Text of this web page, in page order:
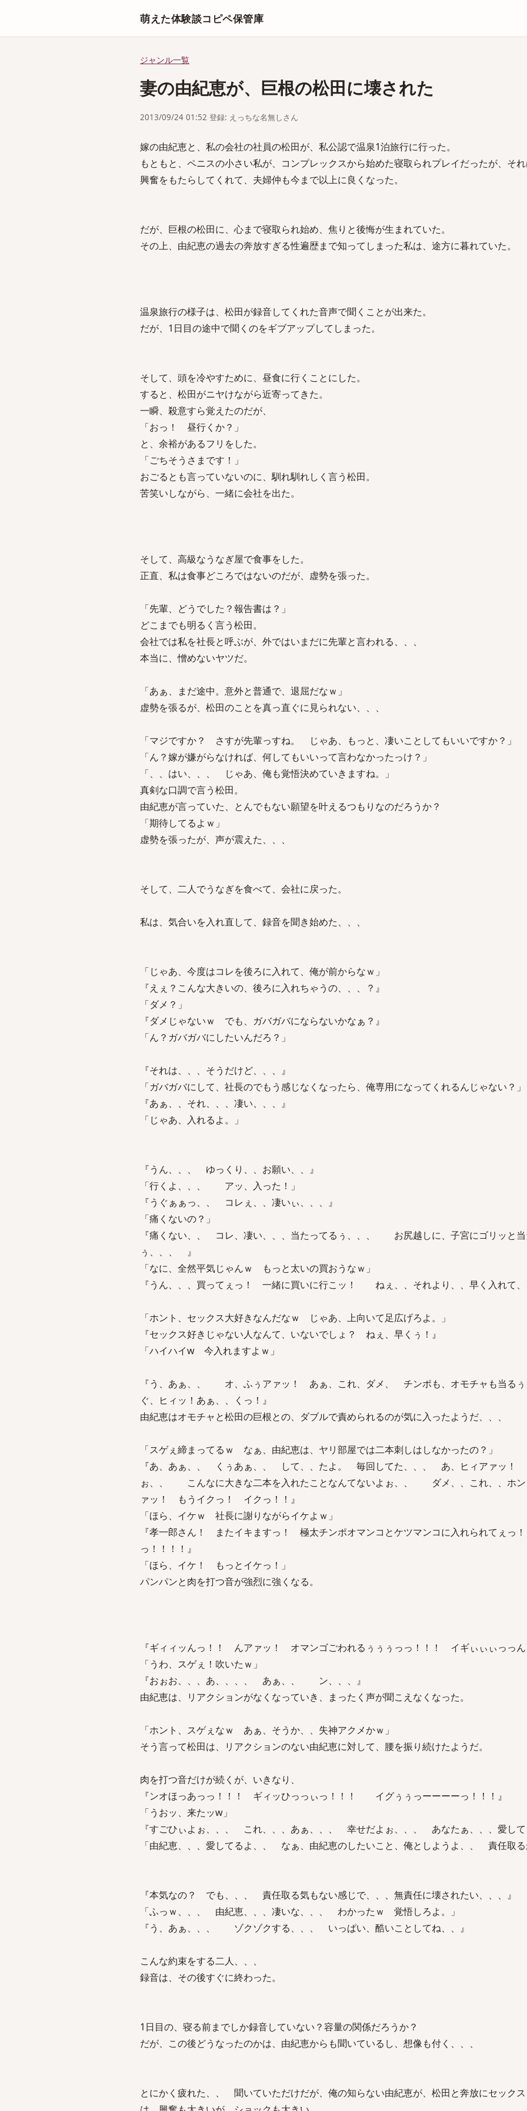
萌えた体験談コピペ保管庫
ジャンル一覧
妻の由紀恵が、巨根の松田に壊された
2013/09/24 01:52 登録: えっちな名無しさん
嫁の由紀恵と、私の会社の社員の松田が、私公認で温泉1泊旅行に行った。
もともと、ペニスの小さい私が、コンプレックスから始めた寝取られプレイだったが、そ
興奮をもたらしてくれて、夫婦仲も今まで以上に良くなった。
だが、巨根の松田に、心まで寝取られ始め、焦りと後悔が生まれていた。
その上、由紀恵の過去の奔放すぎる性遍歴まで知ってしまった私は、途方に暮れていた。
温泉旅行の様子は、松田が録音してくれた音声で聞くことが出来た。
だが、1日目の途中で聞くのをギブアップしてしまった。
そして、頭を冷やすために、昼食に行くことにした。
すると、松田がニヤけながら近寄ってきた。
一瞬、殺意すら覚えたのだが、
「おっ！ 昼行くか？」
と、余裕があるフリをした。
「ごちそうさまです！」
おごるとも言っていないのに、馴れ馴れしく言う松田。
苦笑いしながら、一緒に会社を出た。
そして、高級なうなぎ屋で食事をした。
正直、私は食事どころではないのだが、虚勢を張った。
「先輩、どうでした？報告書は？」
どこまでも明るく言う松田。
会社では私を社長と呼ぶが、外ではいまだに先輩と言われる、、、
本当に、憎めないヤツだ。
「あぁ、まだ途中。意外と普通で、退屈だなｗ」
虚勢を張るが、松田のことを真っ直ぐに見られない、、、
「マジですか？ さすが先輩っすね。 じゃあ、もっと、凄いことしてもいいですか？」
「ん？嫁が嫌がらなければ、何してもいいって言わなかったっけ？」
「、、はい、、、 じゃあ、俺も覚悟決めていきますね。」
真剣な口調で言う松田。
由紀恵が言っていた、とんでもない願望を叶えるつもりなのだろうか？
「期待してるよｗ」
虚勢を張ったが、声が震えた、、、
そして、二人でうなぎを食べて、会社に戻った。
私は、気合いを入れ直して、録音を聞き始めた、、、
「じゃあ、今度はコレを後ろに入れて、俺が前からなｗ」
『えぇ？こんな大きいの、後ろに入れちゃうの、、、？』
「ダメ？」
『ダメじゃないｗ でも、ガバガバにならないかなぁ？』
「ん？ガバガバにしたいんだろ？」
『それは、、、そうだけど、、、』
「ガバガバにして、社長のでもう感じなくなったら、俺専用になってくれるんじゃない？」
『あぁ、、それ、、、凄い、、、』
「じゃあ、入れるよ。」
『うん、、、 ゆっくり、、お願い、、』
「行くよ、、、 アッ、入った！」
『うぐぁぁっ、、 コレぇ、、凄いぃ、、、』
「痛くないの？」
『痛くない、、 コレ、凄い、、、当たってるぅ、、、 お尻越しに、子宮にゴリッと当
ぅ、、、 』
「なに、全然平気じゃんｗ もっと太いの買おうなｗ」
『うん、、、買ってぇっ！ 一緒に買いに行こッ！ ねぇ、、それより、、早く入れて、
「ホント、セックス大好きなんだなｗ じゃあ、上向いて足広げろよ。」
『セックス好きじゃない人なんて、いないでしょ？ ねぇ、早くぅ！』
「ハイハイw 今入れますよｗ」
『う、あぁ、、 オ、ふぅアァッ！ あぁ、これ、ダメ、 チンポも、オモチャも当る
ぐ、ヒィッ！あぁ、、くっ！』
由紀恵はオモチャと松田の巨根との、ダブルで責められるのが気に入ったようだ、、、
「スゲぇ締まってるｗ なぁ、由紀恵は、ヤリ部屋では二本刺しはしなかったの？」
『あ、あぁ、、 くぅあぁ、、 して、、たよ。 毎回してた、、、 あ、ヒィアァッ
ぉ、、 こんなに大きな二本を入れたことなんてないよぉ、、 ダメ、、これ、、ホン
ァッ！ もうイクっ！ イクっ！！』
「ほら、イケｗ 社長に謝りながらイケよｗ」
『孝一郎さん！ またイキますっ！ 極太チンポオマンコとケツマンコに入れられてぇっ
っ！！！！』
「ほら、イケ！ もっとイケっ！」
パンパンと肉を打つ音が強烈に強くなる。
『ギィィッんっ！！ んアァッ！ オマンゴごわれるぅぅぅっっ！！！ イギぃぃぃっっん
「うわ、スゲぇ！吹いたｗ」
『おぉお、、、あ、、、、 あぁ、、 ン、、、』
由紀恵は、リアクションがなくなっていき、まったく声が聞こえなくなった。
「ホント、スゲぇなｗ あぁ、そうか、、失神アクメかｗ」
そう言って松田は、リアクションのない由紀恵に対して、腰を振り続けたようだ。
肉を打つ音だけが続くが、いきなり、
『ンオほっあっっ！！！ ギィッひっっぃっ！！！ イグぅぅっーーーーっ！！！』
「うおッ、来たッw」
『すごひぃよぉ、、、 これ、、、あぁ、、、 幸せだよぉ、、、 あなたぁ、、、愛して
「由紀恵、、、愛してるよ、、 なぁ、由紀恵のしたいこと、俺としようよ、、 責任取る
『本気なの？ でも、、、 責任取る気もない感じで、、、無責任に壊されたい、、、』
「ふっｗ、、、 由紀恵、、、凄いな、、、 わかったｗ 覚悟しろよ。」
『う、あぁ、、、 ゾクゾクする、、、 いっぱい、酷いことしてね、、』
こんな約束をする二人、、、
録音は、その後すぐに終わった。
1日目の、寝る前までしか録音していない？容量の関係だろうか？
だが、この後どうなったのかは、由紀恵からも聞いているし、想像も付く、、、
とにかく疲れた、、 聞いていただけだが、俺の知らない由紀恵が、松田と奔放にセック